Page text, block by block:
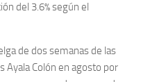
del 3.6% según el
de dos semanas de las
Ayala Colón en agosto por